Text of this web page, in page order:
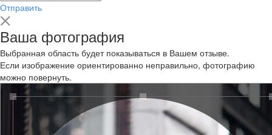
Отправить
Ваша фотография
Выбранная область будет показываться в Вашем отзыве.
Если изображение ориентированно неправильно, фотографию
можно повернуть.